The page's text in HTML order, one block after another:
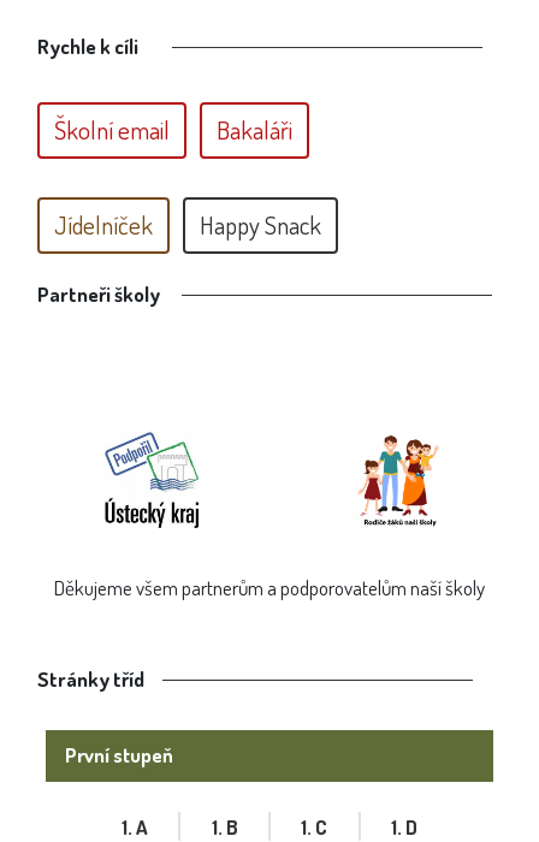
Rychle k cíli
Školní email Bakaláři
Jídelníček Happy Snack
Partneři školy
Děkujeme všem partnerům a podporovatelům naší školy
Stránky tříd
První stupeň
1. A 1. B 1. C 1. D